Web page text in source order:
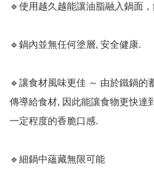
🔹使用越久越能讓油脂融入鍋面，
🔹鍋內並無任何塗層, 安全健康.
🔹讓食材風味更佳 ～ 由於鐵鍋的
傳導給食材, 因此能讓食物更快達
一定程度的香脆口感.
🔹細鍋中蘊藏無限可能